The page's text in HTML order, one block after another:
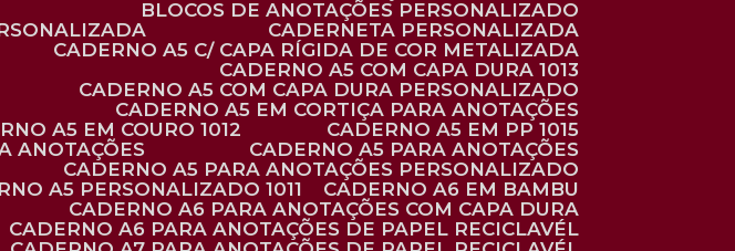
BLOCOS DE ANOTAÇÕES PERSONALIZADO
CADERNETA PERSONALIZADA
CADERNO A5 C/ CAPA RÍGIDA DE COR METALIZADA
CADERNO A5 COM CAPA DURA 1013
CADERNO A5 COM CAPA DURA PERSONALIZADO
CADERNO A5 EM CORTIÇA PARA ANOTAÇÕES
A5 EM COURO 1012
CADERNO A5 EM PP 1015
ANOTAÇÕES
CADERNO A5 PARA ANOTAÇÕES
CADERNO A5 PARA ANOTAÇÕES PERSONALIZADO
A5 PERSONALIZADO 1011
CADERNO A6 EM BAMBU
CADERNO A6 PARA ANOTAÇÕES COM CAPA DURA
CADERNO A6 PARA ANOTAÇÕES DE PAPEL RECICLAVÉL